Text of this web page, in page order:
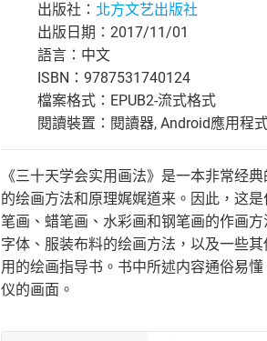
出版社： 北方文艺出版社
出版日期：2017/11/01
語言：中文
ISBN：9787531740124
檔案格式：EPUB2-流式格式
閱讀裝置：閱讀器, Android應用程
《三十天学会实用画法》是一本非常经
的绘画方法和原理娓娓道来。因此，这
笔画、蜡笔画、水彩画和钢笔画的作画
字体、服装布料的绘画方法，以及一些
用的绘画指导书。书中所述内容通俗易
仪的画面。